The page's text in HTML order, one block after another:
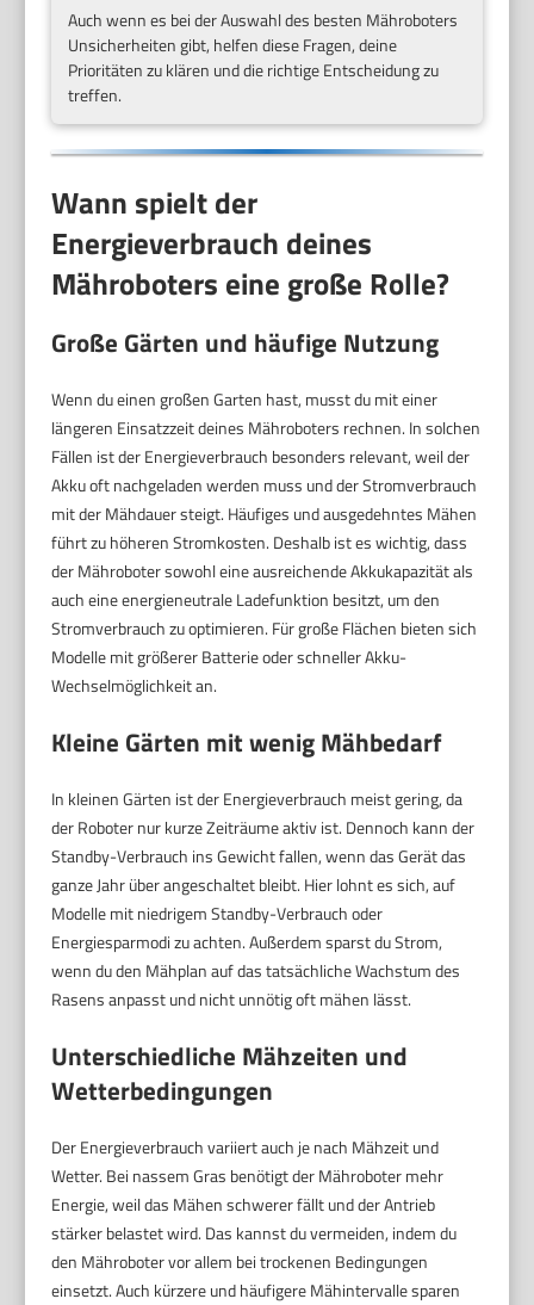
Auch wenn es bei der Auswahl des besten Mähroboters
Unsicherheiten gibt, helfen diese Fragen, deine
Prioritäten zu klären und die richtige Entscheidung zu
treffen.
Wann spielt der
Energieverbrauch deines
Mähroboters eine große Rolle?
Große Gärten und häufige Nutzung
Wenn du einen großen Garten hast, musst du mit einer
längeren Einsatzzeit deines Mähroboters rechnen. In solchen
Fällen ist der Energieverbrauch besonders relevant, weil der
Akku oft nachgeladen werden muss und der Stromverbrauch
mit der Mähdauer steigt. Häufiges und ausgedehntes Mähen
führt zu höheren Stromkosten. Deshalb ist es wichtig, dass
der Mähroboter sowohl eine ausreichende Akkukapazität als
auch eine energieneutrale Ladefunktion besitzt, um den
Stromverbrauch zu optimieren. Für große Flächen bieten sich
Modelle mit größerer Batterie oder schneller Akku-
Wechselmöglichkeit an.
Kleine Gärten mit wenig Mähbedarf
In kleinen Gärten ist der Energieverbrauch meist gering, da
der Roboter nur kurze Zeiträume aktiv ist. Dennoch kann der
Standby-Verbrauch ins Gewicht fallen, wenn das Gerät das
ganze Jahr über angeschaltet bleibt. Hier lohnt es sich, auf
Modelle mit niedrigem Standby-Verbrauch oder
Energiesparmodi zu achten. Außerdem sparst du Strom,
wenn du den Mähplan auf das tatsächliche Wachstum des
Rasens anpasst und nicht unnötig oft mähen lässt.
Unterschiedliche Mähzeiten und
Wetterbedingungen
Der Energieverbrauch variiert auch je nach Mähzeit und
Wetter. Bei nassem Gras benötigt der Mähroboter mehr
Energie, weil das Mähen schwerer fällt und der Antrieb
stärker belastet wird. Das kannst du vermeiden, indem du
den Mähroboter vor allem bei trockenen Bedingungen
einsetzt. Auch kürzere und häufigere Mähintervalle sparen